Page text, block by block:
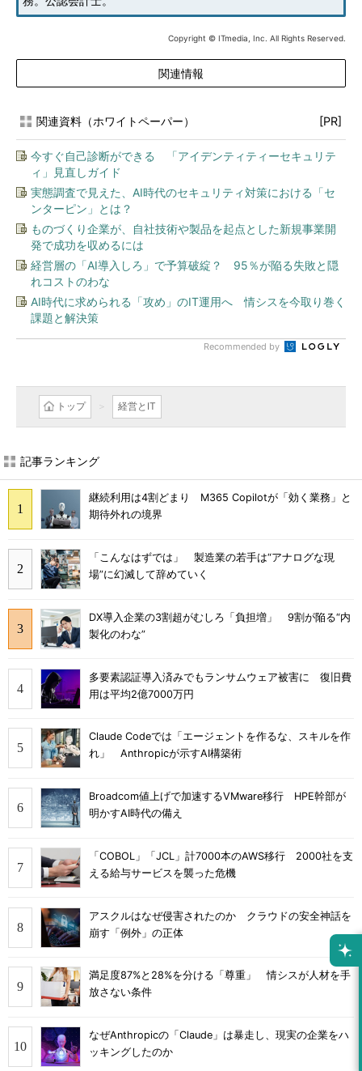
Copyright © ITmedia, Inc. All Rights Reserved.
関連情報
関連資料（ホワイトペーパー） [PR]
今すぐ自己診断ができる 「アイデンティティーセキュリテ
ィ」見直しガイド
実態調査で見えた、AI時代のセキュリティ対策における「セ
ンターピン」とは？
ものづくり企業が、自社技術や製品を起点とした新規事業開
発で成功を収めるには
経営層の「AI導入しろ」で予算破綻？ 95％が陥る失敗と隠
れコストのわな
AI時代に求められる「攻め」のIT運用へ 情シスを今取り巻く
課題と解決策
Recommended by
トップ 経営とIT
記事ランキング
継続利用は4割どまり M365 Copilotが「効く業務」と
期待外れの境界
「こんなはずでは」 製造業の若手は“アナログな現
場”に幻滅して辞めていく
DX導入企業の3割超がむしろ「負担増」 9割が陥る“内
製化のわな”
多要素認証導入済みでもランサムウェア被害に 復旧費
用は平均2億7000万円
Claude Codeでは「エージェントを作るな、スキルを作
れ」 Anthropicが示すAI構築術
Broadcom値上げで加速するVMware移行 HPE幹部が
明かすAI時代の備え
「COBOL」「JCL」計7000本のAWS移行 2000社を支
える給与サービスを襲った危機
アスクルはなぜ侵害されたのか クラウドの安全神話を
崩す「例外」の正体
満足度87%と28%を分ける「尊重」 情シスが人材を手
放さない条件
なぜAnthropicの「Claude」は暴走し、現実の企業をハ
ッキングしたのか